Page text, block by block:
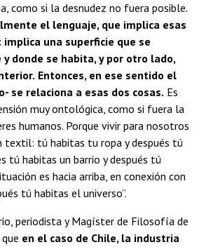
como si la desnudez no fuera posible.
el lenguaje, que implica esas
una superficie que se
donde se habita, y por otro lado,
Entonces, en ese sentido el
se relaciona a esas dos cosas. Es
muy ontológica, como si fuera la
humanos. Porque vivir para nosotros
textil: tú habitas tu ropa y después tú
tú habitas un barrio y después tú
es hacia arriba, en conexión con
tú habitas el universo”.
periodista y Magíster de Filosofía de
en el caso de Chile, la industria